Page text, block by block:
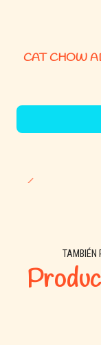
CAT CHOW
TAMBIÉN